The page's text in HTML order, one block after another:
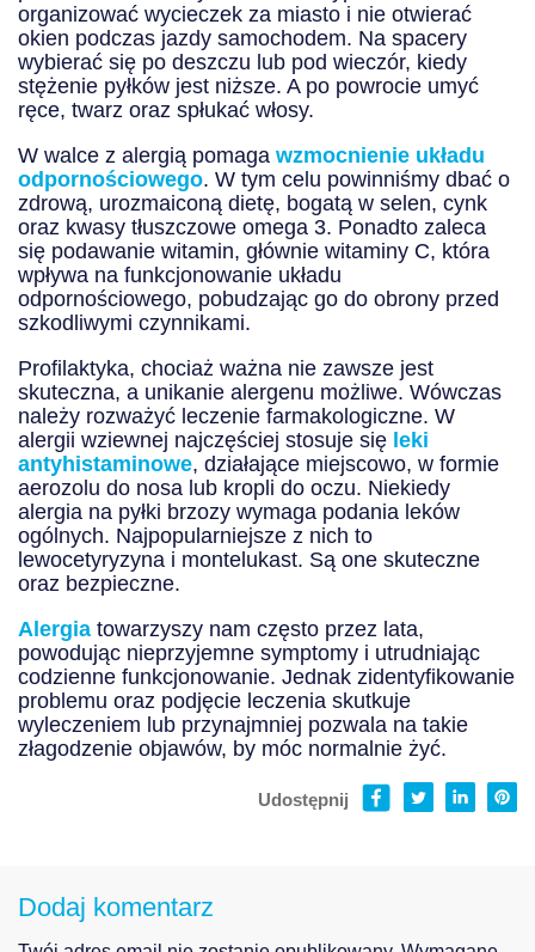
organizować wycieczek za miasto i nie otwierać
okien podczas jazdy samochodem. Na spacery
wybierać się po deszczu lub pod wieczór, kiedy
stężenie pyłków jest niższe. A po powrocie umyć
ręce, twarz oraz spłukać włosy.
W walce z alergią pomaga wzmocnienie układu
odpornościowego. W tym celu powinniśmy dbać o
zdrową, urozmaiconą dietę, bogatą w selen, cynk
oraz kwasy tłuszczowe omega 3. Ponadto zaleca
się podawanie witamin, głównie witaminy C, która
wpływa na funkcjonowanie układu
odpornościowego, pobudzając go do obrony przed
szkodliwymi czynnikami.
Profilaktyka, chociaż ważna nie zawsze jest
skuteczna, a unikanie alergenu możliwe. Wówczas
należy rozważyć leczenie farmakologiczne. W
alergii wziewnej najczęściej stosuje się leki
antyhistaminowe, działające miejscowo, w formie
aerozolu do nosa lub kropli do oczu. Niekiedy
alergia na pyłki brzozy wymaga podania leków
ogólnych. Najpopularniejsze z nich to
lewocetyryzyna i montelukast. Są one skuteczne
oraz bezpieczne.
Alergia towarzyszy nam często przez lata,
powodując nieprzyjemne symptomy i utrudniając
codzienne funkcjonowanie. Jednak zidentyfikowanie
problemu oraz podjęcie leczenia skutkuje
wyleczeniem lub przynajmniej pozwala na takie
złagodzenie objawów, by móc normalnie żyć.
Udostępnij
Dodaj komentarz